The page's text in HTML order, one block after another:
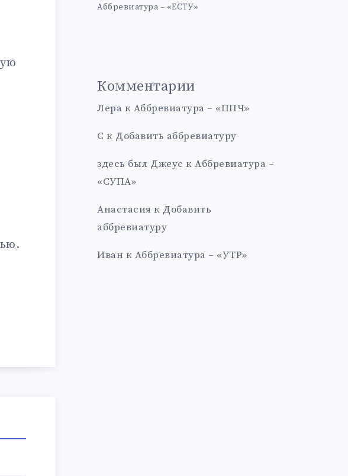
Аббревиатура – «ЕСТУ»
Комментарии
Лера к Аббревиатура – «ППЧ»
С к Добавить аббревиатуру
здесь был Джеус к Аббревиатура –
«СУПА»
Анастасия к Добавить
аббревиатуру
Иван к Аббревиатура – «УТР»